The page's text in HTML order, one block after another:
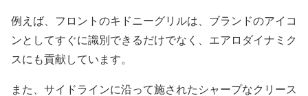
例えば、フロントのキドニーグリルは、ブランドのアイコ
ンとしてすぐに識別できるだけでなく、エアロダイナミク
スにも貢献しています。
また、サイドラインに沿って施されたシャープなクリース